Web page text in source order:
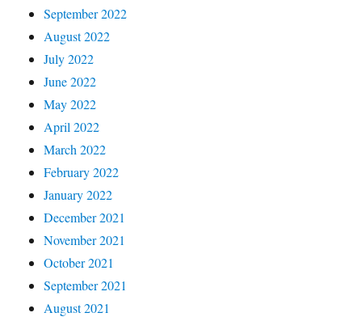
September 2022
August 2022
July 2022
June 2022
May 2022
April 2022
March 2022
February 2022
January 2022
December 2021
November 2021
October 2021
September 2021
August 2021